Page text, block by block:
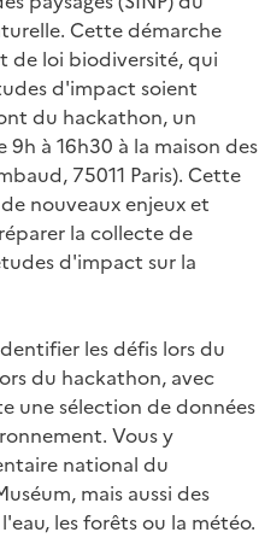
Cette démarche
de loi biodiversité, qui
d'impact soient
du hackathon, un
9h à 16h30 à la maison des
75011 Paris). Cette
nouveaux enjeux et
la collecte de
d'impact sur la
les défis lors du
du hackathon, avec
une sélection de données
Vous y
national du
mais aussi des
les forêts ou la météo.